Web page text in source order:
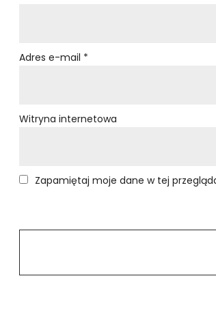
Adres e-mail *
Witryna internetowa
Zapamiętaj moje dane w tej